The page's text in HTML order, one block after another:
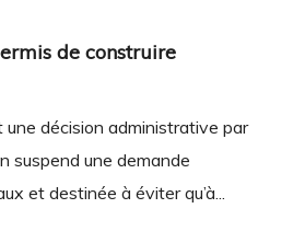
de construire
une décision administrative par
suspend une demande
et destinée à éviter qu’à...